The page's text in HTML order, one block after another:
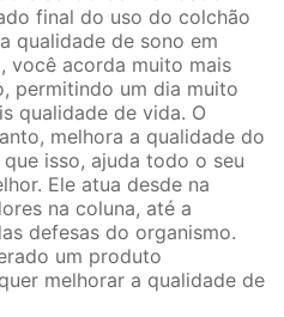
final do uso do colchão
qualidade de sono em
você acorda muito mais
permitindo um dia muito
qualidade de vida. O
melhora a qualidade do
isso, ajuda todo o seu
Ele atua desde na
na coluna, até a
defesas do organismo.
um produto
melhorar a qualidade de